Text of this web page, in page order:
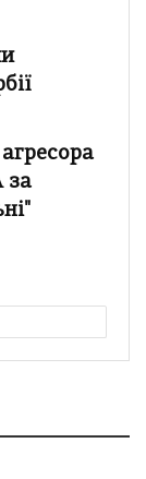
за